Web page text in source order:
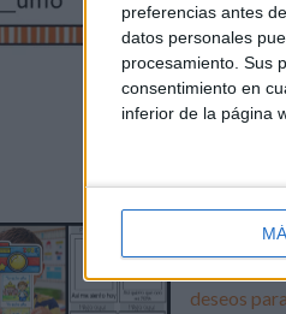
preferencias antes
datos personales
procesamiento. Sus
consentimiento en
inferior de la página
Mi cámara
deseos para